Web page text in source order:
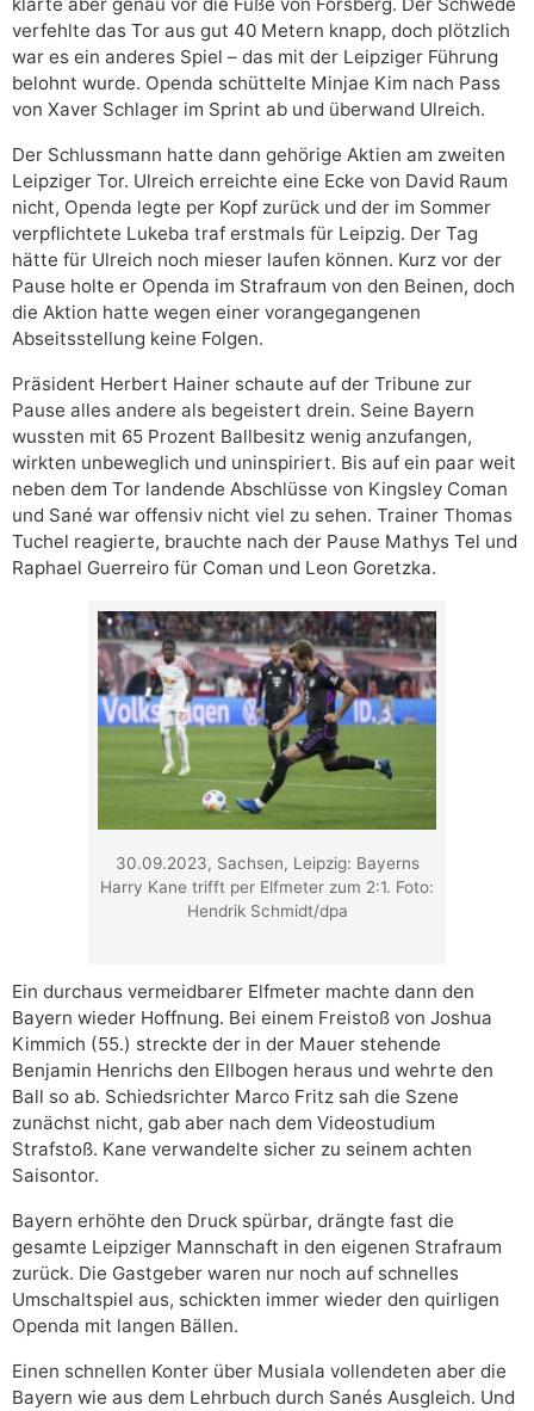
klärte aber genau vor die Füße von Forsberg. Der Schwede
verfehlte das Tor aus gut 40 Metern knapp, doch plötzlich
war es ein anderes Spiel – das mit der Leipziger Führung
belohnt wurde. Openda schüttelte Minjae Kim nach Pass
von Xaver Schlager im Sprint ab und überwand Ulreich.
Der Schlussmann hatte dann gehörige Aktien am zweiten
Leipziger Tor. Ulreich erreichte eine Ecke von David Raum
nicht, Openda legte per Kopf zurück und der im Sommer
verpflichtete Lukeba traf erstmals für Leipzig. Der Tag
hätte für Ulreich noch mieser laufen können. Kurz vor der
Pause holte er Openda im Strafraum von den Beinen, doch
die Aktion hatte wegen einer vorangegangenen
Abseitsstellung keine Folgen.
Präsident Herbert Hainer schaute auf der Tribune zur
Pause alles andere als begeistert drein. Seine Bayern
wussten mit 65 Prozent Ballbesitz wenig anzufangen,
wirkten unbeweglich und uninspiriert. Bis auf ein paar weit
neben dem Tor landende Abschlüsse von Kingsley Coman
und Sané war offensiv nicht viel zu sehen. Trainer Thomas
Tuchel reagierte, brauchte nach der Pause Mathys Tel und
Raphael Guerreiro für Coman und Leon Goretzka.
30.09.2023, Sachsen, Leipzig: Bayerns
Harry Kane trifft per Elfmeter zum 2:1. Foto:
Hendrik Schmidt/dpa
Ein durchaus vermeidbarer Elfmeter machte dann den
Bayern wieder Hoffnung. Bei einem Freistoß von Joshua
Kimmich (55.) streckte der in der Mauer stehende
Benjamin Henrichs den Ellbogen heraus und wehrte den
Ball so ab. Schiedsrichter Marco Fritz sah die Szene
zunächst nicht, gab aber nach dem Videostudium
Strafstoß. Kane verwandelte sicher zu seinem achten
Saisontor.
Bayern erhöhte den Druck spürbar, drängte fast die
gesamte Leipziger Mannschaft in den eigenen Strafraum
zurück. Die Gastgeber waren nur noch auf schnelles
Umschaltspiel aus, schickten immer wieder den quirligen
Openda mit langen Bällen.
Einen schnellen Konter über Musiala vollendeten aber die
Bayern wie aus dem Lehrbuch durch Sanés Ausgleich. Und